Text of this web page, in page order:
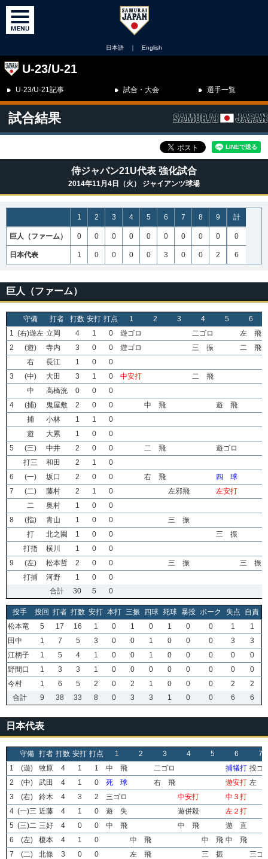
日本語 ｜ English
U-23/U-21
U-23/U-21記事 試合・大会 選手一覧
試合結果
侍ジャパン21U代表 強化試合
2014年11月4日（火） ジャイアンツ球場
1 2 3 4 5 6 7 8 9 計
巨人（ファーム） 0 0 0 0 0 0 0 0 0 0
日本代表 1 0 0 0 0 3 0 0 2 6
巨人（ファーム）
守備 打者 打数 安打 打点 1 2 3 4 5
6
1 (右)遊左 立岡 4 1 0 遊ゴロ 二ゴロ
左 飛
2
(遊) 寺内 3 0 0 遊ゴロ 三 振
二 飛
右
長江 1 0
0
3
(中) 大田 3 1 0 中安打 二 飛
中
高橋洸 0 0
0
4
(捕) 鬼屋敷 2 0 0 中 飛
遊 飛
捕
小林 1 1 0
遊
大累 1 0
0
5
(三) 中井 2 0 0 二 飛
遊ゴロ
打三
和田 2 1 0
6
(一) 坂口 2 0 0 右 飛 四 球
7
(二) 藤村 2 1 0 左邪飛
左安打
二
奥村 1 0 0
8
(指) 青山 1 0 0
三 振
打
北之園 1 0 0
三 振
打指
横川 1 0 0
9
(左) 松本哲 2 0 0 三 振
三 振
打捕
河野 1 0
0
合計
30 5 0
投手 投回 打者 打数 安打 本打 三振 四球 死球 暴投 ボーク 失点
自責
松本竜
5 17 16 1 0 1 0 1 0 0 1
1
田中
1 7 5 3 0 0 1 0 0 0 3
3
江柄子
1 5 4 1 0 0 1 0 0 0 0
0
野間口
1 3 3 1 0 0 0 0 0 0 0
0
今村
1 6 5 2 0 2 1 0 0 0 2
2
合計
9 38 33 8 0 3 3 1 0 0 6 6
日本代表
守備 打者 打数 安打 打点 1 2 3 4 5 6
7
1
(遊) 牧原 4 1 1 中 飛 二ゴロ 捕犠打 投ゴ
2
(中) 武田 4 1 0 死 球 右 飛 遊安打 左
3
(右) 鈴木 4 3 2 三ゴロ 中安打
中３打
4 (一)三 近藤 4 1 0 遊 失 遊併殺
左２打
5 (三)二 三好 4 0 0 中 飛 中 飛
遊 直
6
(左) 榎本 4 1 0 中 飛 中 飛 中 飛
7
(二) 北條 3 0 0 左 飛 三 振
三ゴ